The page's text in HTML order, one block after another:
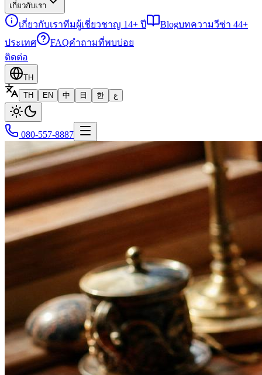
เกี่ยวกับเรา
เกี่ยวกับเราทีมผู้เชี่ยวชาญ 14+ ปี Blogบทความวีซ่า 44+
ประเทศ
FAQคำถามที่พบบ่อย
ติดต่อ
TH
TH
EN 中 日 한 ع
080-557-8887